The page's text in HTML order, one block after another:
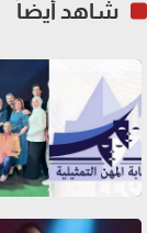
شاهد أيضاً